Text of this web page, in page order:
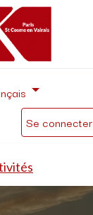
Se connecter